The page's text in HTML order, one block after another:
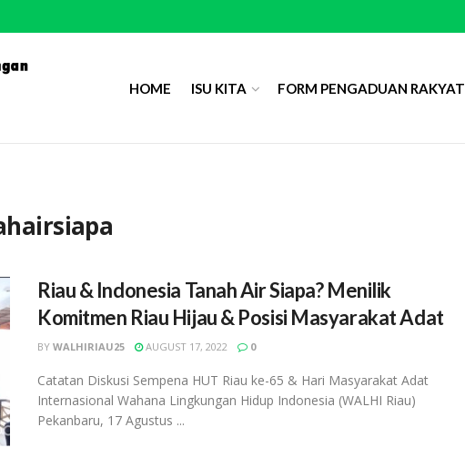
HOME ISU KITA FORM PENGADUAN RAKYAT
Riau & Indonesia Tanah Air Siapa? Menilik
Komitmen Riau Hijau & Posisi Masyarakat Adat
BY WALHIRIAU25 AUGUST 17, 2022 0
Catatan Diskusi Sempena HUT Riau ke-65 & Hari Masyarakat Adat
Internasional Wahana Lingkungan Hidup Indonesia (WALHI Riau)
Pekanbaru, 17 Agustus ...